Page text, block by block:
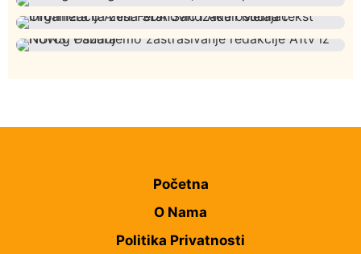
Rasim Ljajić podneo ostavku na mesto predsednika
SDPS
Požar od Magliča do Ušća, brda u plamenu –
Početna
O Nama
Politika Privatnosti